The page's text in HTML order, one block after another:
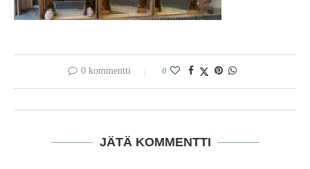
0 kommentti 0
JÄTÄ KOMMENTTI